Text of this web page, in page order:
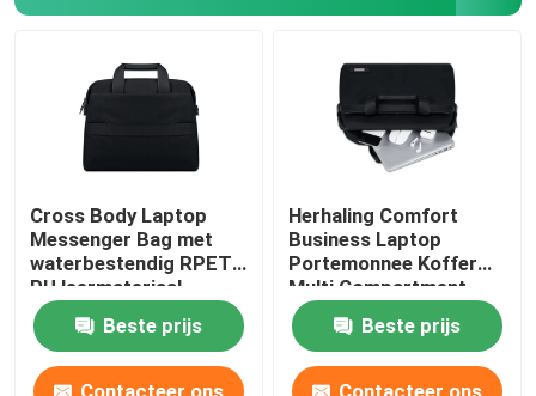
Cross Body Laptop
Messenger Bag met
waterbestendig RPET
PU leermateriaal
Beste prijs
Contacteer ons
Herhaling Comfort
Business Laptop
Portemonnee Koffer
Multi Compartment
Beste prijs
Contacteer ons